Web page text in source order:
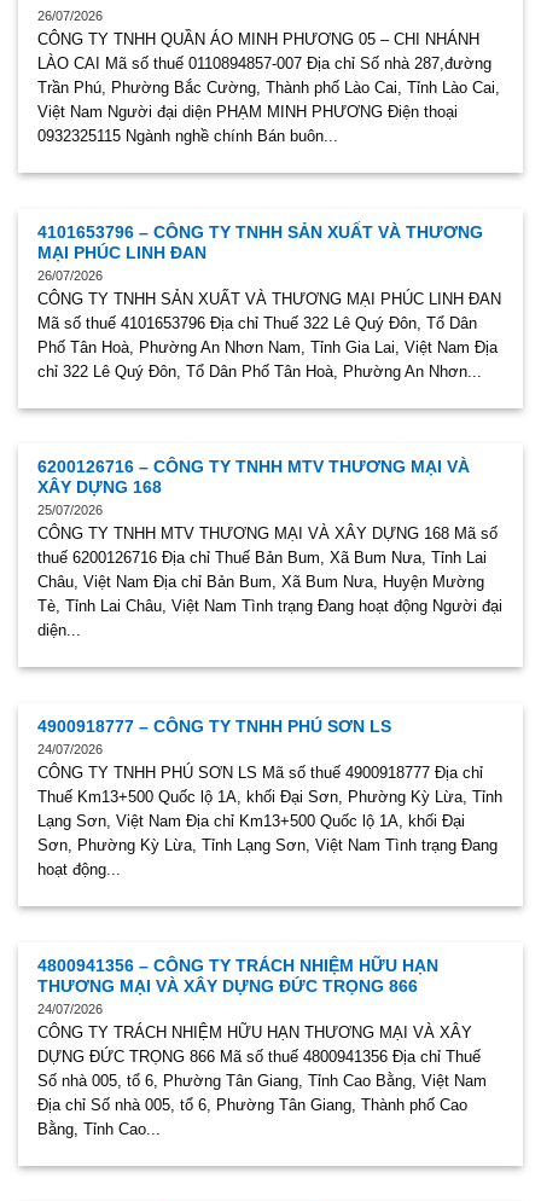
26/07/2026
CÔNG TY TNHH QUẦN ÁO MINH PHƯƠNG 05 – CHI NHÁNH
LÀO CAI Mã số thuế 0110894857-007 Địa chỉ Số nhà 287,đường
Trần Phú, Phường Bắc Cường, Thành phố Lào Cai, Tỉnh Lào Cai,
Việt Nam Người đại diện PHẠM MINH PHƯƠNG Điện thoại
0932325115 Ngành nghề chính Bán buôn...
4101653796 – CÔNG TY TNHH SẢN XUẤT VÀ THƯƠNG
MẠI PHÚC LINH ĐAN
26/07/2026
CÔNG TY TNHH SẢN XUẤT VÀ THƯƠNG MẠI PHÚC LINH ĐAN
Mã số thuế 4101653796 Địa chỉ Thuế 322 Lê Quý Đôn, Tổ Dân
Phố Tân Hoà, Phường An Nhơn Nam, Tỉnh Gia Lai, Việt Nam Địa
chỉ 322 Lê Quý Đôn, Tổ Dân Phố Tân Hoà, Phường An Nhơn...
6200126716 – CÔNG TY TNHH MTV THƯƠNG MẠI VÀ
XÂY DỰNG 168
25/07/2026
CÔNG TY TNHH MTV THƯƠNG MẠI VÀ XÂY DỰNG 168 Mã số
thuế 6200126716 Địa chỉ Thuế Bản Bum, Xã Bum Nưa, Tỉnh Lai
Châu, Việt Nam Địa chỉ Bản Bum, Xã Bum Nưa, Huyện Mường
Tè, Tỉnh Lai Châu, Việt Nam Tình trạng Đang hoạt động Người đại
diện...
4900918777 – CÔNG TY TNHH PHÚ SƠN LS
24/07/2026
CÔNG TY TNHH PHÚ SƠN LS Mã số thuế 4900918777 Địa chỉ
Thuế Km13+500 Quốc lộ 1A, khối Đại Sơn, Phường Kỳ Lừa, Tỉnh
Lạng Sơn, Việt Nam Địa chỉ Km13+500 Quốc lộ 1A, khối Đại
Sơn, Phường Kỳ Lừa, Tỉnh Lạng Sơn, Việt Nam Tình trạng Đang
hoạt động...
4800941356 – CÔNG TY TRÁCH NHIỆM HỮU HẠN
THƯƠNG MẠI VÀ XÂY DỰNG ĐỨC TRỌNG 866
24/07/2026
CÔNG TY TRÁCH NHIỆM HỮU HẠN THƯƠNG MẠI VÀ XÂY
DỰNG ĐỨC TRỌNG 866 Mã số thuế 4800941356 Địa chỉ Thuế
Số nhà 005, tổ 6, Phường Tân Giang, Tỉnh Cao Bằng, Việt Nam
Địa chỉ Số nhà 005, tổ 6, Phường Tân Giang, Thành phố Cao
Bằng, Tỉnh Cao...